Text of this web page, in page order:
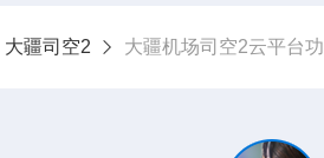
大疆司空2 大疆机场司空2云平台